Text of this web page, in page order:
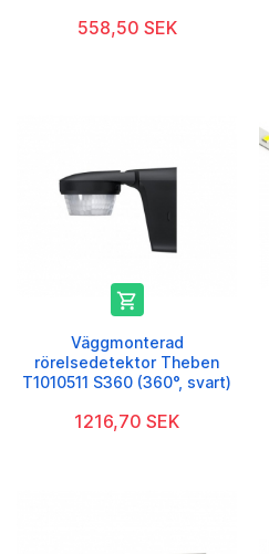
558,50 SEK

Väggmonterad
rörelsedetektor Theben
T1010511 S360 (360°, svart)
1216,70 SEK